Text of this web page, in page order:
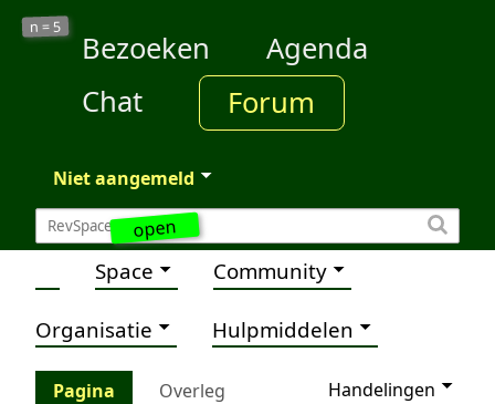
open
n = 5
Bezoeken
Agenda
Chat
Forum
Niet aangemeld
Space Community
Organisatie Hulpmiddelen
Pagina Overleg
Handelingen